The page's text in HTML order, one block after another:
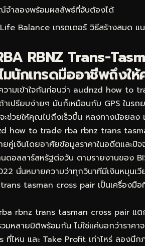
จำลองพร้อมผลลัพธ์ที่จับต้องได้
Balance เทรดเดอร์ วิธีสร้างสมด แ
RBNZ Trans-
นักเทรดมืออาชีพถึงใ
ความเข้าใจกันก่อนว่า audnzd how to
เปรียบง่ายๆ มันก็เหมือนกับ GPS ใน
ช่วยให้คุณไปถึงเร็วขึ้น หลงทางน้อยลง
how to trade rba rbnz trans
ายคู่เงินโดยอาศัยข้อมูลราคาในอดีตแล
ดอลลาร์สหรัฐต่อวัน ตามรายงานของ
นั่นหมายความว่าทุกวินาทีมีเงินหมุนเวี
tasman cross pair เป็นเครื่องมื
rbnz trans tasman cross pair แตก
มหลายมิติพร้อมกัน ไม่ใช่แค่บอกว่าราคา
ที่ไหน และ Take Profit เท่าไหร่ ลอง